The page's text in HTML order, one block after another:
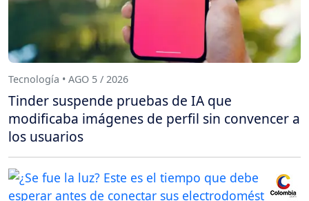
Tecnología • AGO 5 / 2026
Tinder suspende pruebas de IA que
modificaba imágenes de perfil sin convencer a
los usuarios